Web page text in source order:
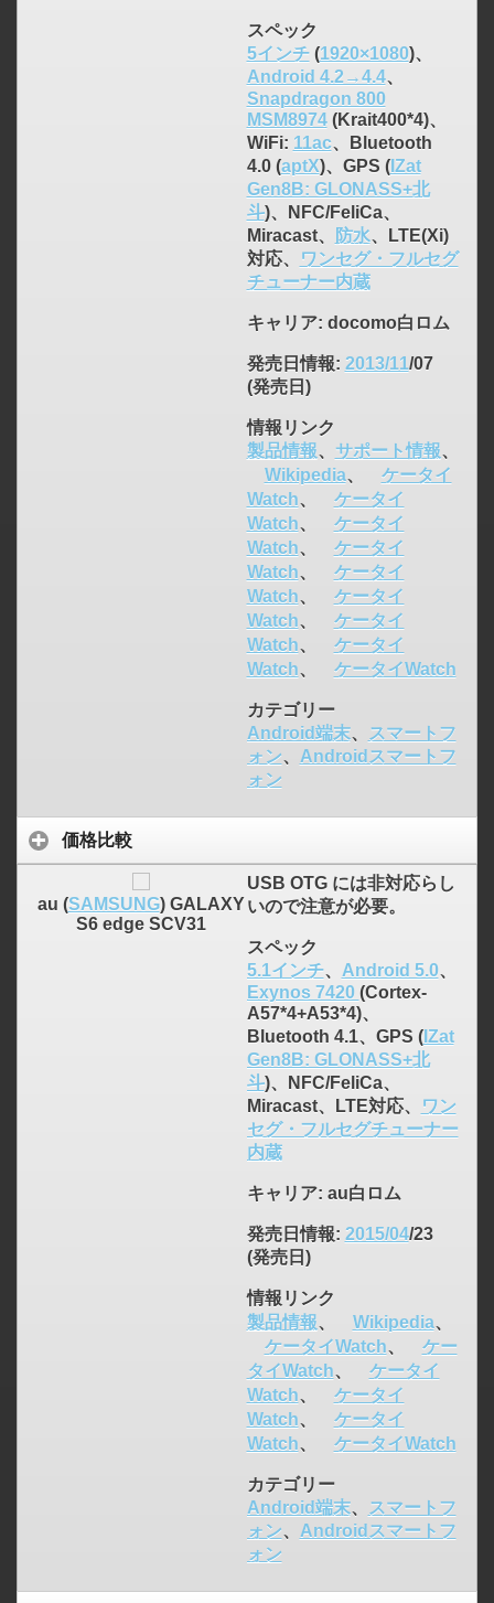
スペック
5インチ(1920×1080)、
Android 4.2→4.4、
Snapdragon 800
MSM8974(Krait400*4)、
WiFi: 11ac、Bluetooth
4.0 (aptX)、GPS (IZat
Gen8B: GLONASS+北
斗)、NFC/FeliCa、
Miracast、
防水、LTE(Xi)
対応、
ワンセグ・フルセグ
チューナー内蔵
キャリア: docomo白ロム
発売日情報: 2013/11/07
(発売日)
情報リンク
製品情報、 サポート情報、
Wikipedia、
ケータイ
Watch、
ケータイ
Watch、
ケータイ
Watch、
ケータイ
Watch、
ケータイ
Watch、
ケータイ
Watch、
ケータイ
Watch、
ケータイ
Watch、 ケータイWatch
カテゴリー
Android端末、
スマートフ
ォン、 Androidスマートフ
ォン
価格比較
au (SAMSUNG) GALAXY
S6 edge SCV31
USB OTG には非対応らし
いので注意が必要。
スペック
5.1インチ、 Android 5.0、
Exynos 7420 (Cortex-
A57*4+A53*4)、
Bluetooth 4.1、GPS (IZat
Gen8B: GLONASS+北
斗)、NFC/FeliCa、
Miracast、LTE対応、
ワン
セグ・フルセグチューナー
内蔵
キャリア: au白ロム
発売日情報: 2015/04/23
(発売日)
情報リンク
製品情報、 Wikipedia、
ケータイWatch、
ケー
タイWatch、
ケータイ
Watch、
ケータイ
Watch、
ケータイ
Watch、 ケータイWatch
カテゴリー
Android端末、
スマートフ
ォン、 Androidスマートフ
ォン
click to expand contents